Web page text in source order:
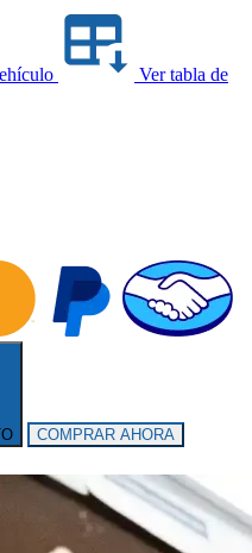
Ver tabla de
COMPRAR AHORA